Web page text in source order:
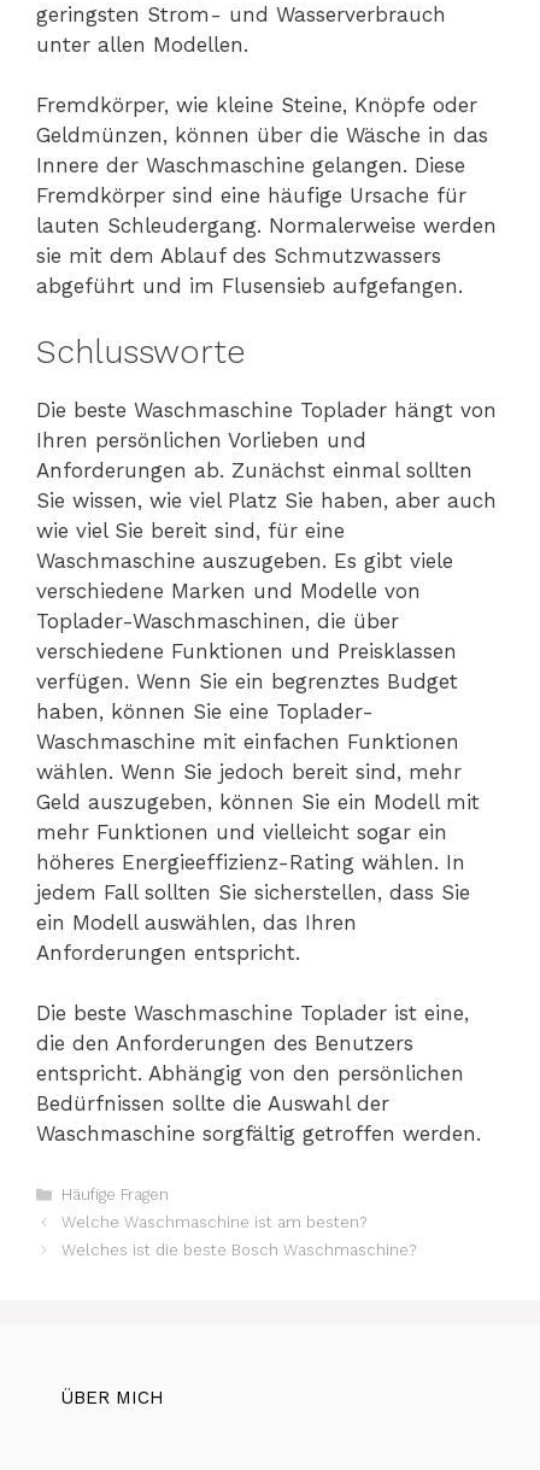
geringsten Strom- und Wasserverbrauch
unter allen Modellen.
Fremdkörper, wie kleine Steine, Knöpfe oder
Geldmünzen, können über die Wäsche in das
Innere der Waschmaschine gelangen. Diese
Fremdkörper sind eine häufige Ursache für
lauten Schleudergang. Normalerweise werden
sie mit dem Ablauf des Schmutzwassers
abgeführt und im Flusensieb aufgefangen.
Schlussworte
Die beste Waschmaschine Toplader hängt von
Ihren persönlichen Vorlieben und
Anforderungen ab. Zunächst einmal sollten
Sie wissen, wie viel Platz Sie haben, aber auch
wie viel Sie bereit sind, für eine
Waschmaschine auszugeben. Es gibt viele
verschiedene Marken und Modelle von
Toplader-Waschmaschinen, die über
verschiedene Funktionen und Preisklassen
verfügen. Wenn Sie ein begrenztes Budget
haben, können Sie eine Toplader-
Waschmaschine mit einfachen Funktionen
wählen. Wenn Sie jedoch bereit sind, mehr
Geld auszugeben, können Sie ein Modell mit
mehr Funktionen und vielleicht sogar ein
höheres Energieeffizienz-Rating wählen. In
jedem Fall sollten Sie sicherstellen, dass Sie
ein Modell auswählen, das Ihren
Anforderungen entspricht.
Die beste Waschmaschine Toplader ist eine,
die den Anforderungen des Benutzers
entspricht. Abhängig von den persönlichen
Bedürfnissen sollte die Auswahl der
Waschmaschine sorgfältig getroffen werden.
Kategorien
Häufige Fragen
Welche Waschmaschine ist am besten?
Welches ist die beste Bosch Waschmaschine?
ÜBER MICH